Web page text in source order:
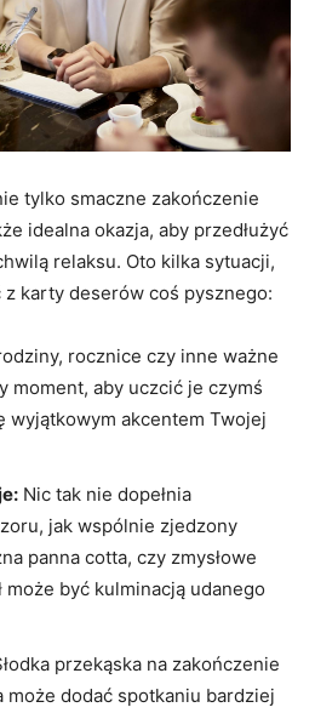
tylko smaczne zakończenie
idealna okazja, aby przedłużyć
relaksu. Oto kilka sytuacji,
karty deserów coś pysznego:
rocznice czy inne ważne
moment, aby uczcić je czymś
wyjątkowym akcentem Twojej
Nic tak nie dopełnia
jak wspólnie zjedzony
panna cotta, czy zmysłowe
może być kulminacją udanego
przekąska na zakończenie
dodać spotkaniu bardziej